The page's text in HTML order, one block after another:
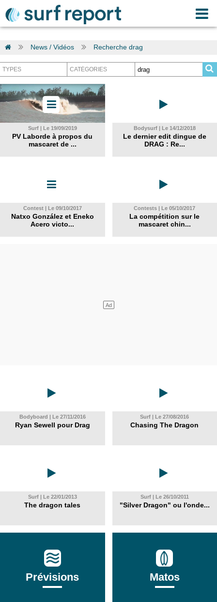
News / Vidéos Recherche drag
Surf | Le 19/09/2019
PV Laborde à propos du
mascaret de ...
Bodysurf | Le 14/12/2018
Le dernier edit dingue de
DRAG : Re...
Contest | Le 09/10/2017
Natxo González et Eneko
Acero victo...
Contests | Le 05/10/2017
La compétition sur le
mascaret chin...
Bodyboard | Le 27/11/2016
Ryan Sewell pour Drag
Surf | Le 27/08/2016
Chasing The Dragon
Surf | Le 22/01/2013
The dragon tales
Surf | Le 26/10/2011
"Silver Dragon" ou l'onde...
Prévisions Matos